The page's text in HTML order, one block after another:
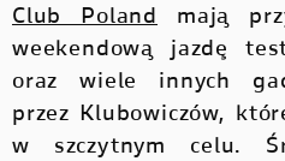
Club Poland
mają
weekendową jazdę
oraz wiele innych
przez Klubowiczów,
w szczytnym celu.